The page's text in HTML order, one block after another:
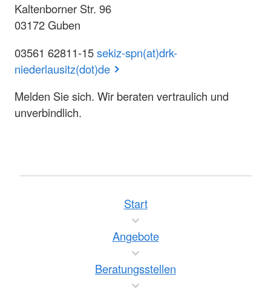
Kaltenborner Str. 96
03172 Guben
03561 62811-15sekiz-spn(at)drk-
niederlausitz(dot)de
Melden Sie sich. Wir beraten vertraulich und
unverbindlich.
Start
Angebote
Beratungsstellen